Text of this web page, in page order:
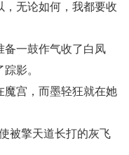
无论如何，我都要收
一鼓作气收了白凤
影。
宫，而墨轻狂就在她
擎天道长打的灰飞